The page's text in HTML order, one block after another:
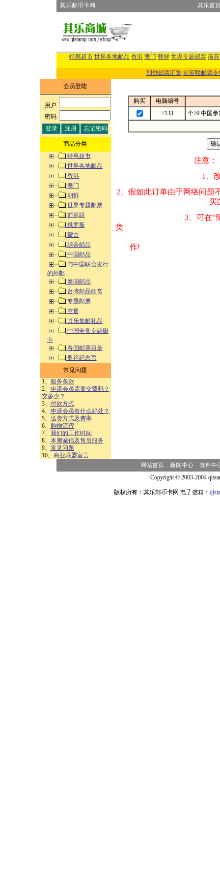
其乐邮币卡网 其乐首
特惠超市 世界各地邮品 香港 澳门 朝鲜 世界专题邮票 前
朝鲜邮票汇集 前苏联邮票专
会员登陆
用户:
密码:
商品分类
特惠超市
世界各地邮品
香港
澳门
朝鲜
世界专题邮票
前苏联
俄罗斯
蒙古
综合邮品
中国邮品
与中国联合发行
的外邮
泰国邮品
台湾邮品欣赏
专题邮票
空册
其乐集邮礼品
中国全套专题磁
卡
各国邮票目录
奥运纪念币
常见问题
1、
服务条款
2、 申请会员需要交费吗？
交多少？
3、 付款方式
4、 申请会员有什么好处？
5、 送货方式及费率
6、
购物流程
7、 我们的工作时间
8、 本廊诚信及售后服务
9、 常见问题
10、 商业联盟宣言
购买
电脑编号
7133
个70 中国
注意：
1、改变商品数量
2、假如此订单由
买的邮品的“
3、可在“
类 方式告之
作!
网站首页 新闻中心
资料中
Copyright © 2003-2004
版权所有：其乐邮币卡网 电子信箱：